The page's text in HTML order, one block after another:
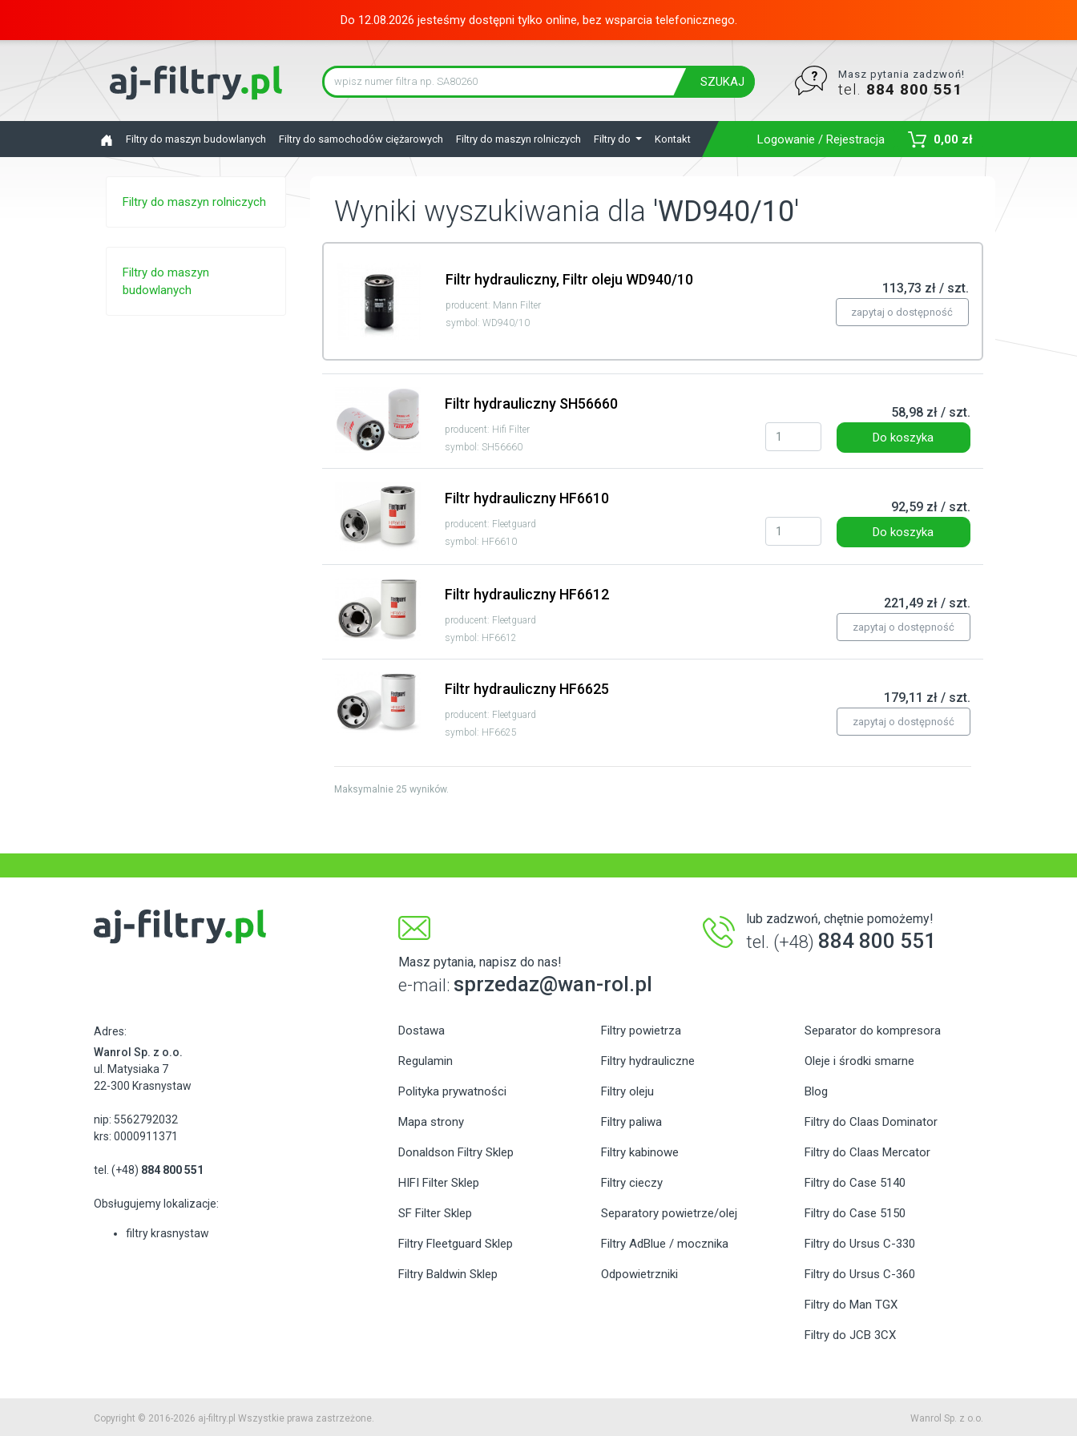
Do 12.08.2026 jesteśmy dostępni tylko online, bez wsparcia telefonicznego.
SZUKAJ
Masz pytania zadzwoń!
tel. 884 800 551
Filtry do maszyn budowlanych Filtry do samochodów ciężarowych Filtry do maszyn rolniczych Filtry do Kontakt Logowanie / Rejestracja 0,00 zł
Filtry do maszyn rolniczych
Filtry do maszyn
budowlanych
Wyniki wyszukiwania dla 'WD940/10'
Filtr hydrauliczny, Filtr oleju WD940/10
producent: Mann Filter
symbol: WD940/10
113,73 zł / szt.
zapytaj o dostępność
Filtr hydrauliczny SH56660
producent: Hifi Filter
symbol: SH56660
58,98 zł / szt.
Do koszyka
Filtr hydrauliczny HF6610
producent: Fleetguard
symbol: HF6610
92,59 zł / szt.
Do koszyka
Filtr hydrauliczny HF6612
producent: Fleetguard
symbol: HF6612
221,49 zł / szt.
zapytaj o dostępność
Filtr hydrauliczny HF6625
producent: Fleetguard
symbol: HF6625
179,11 zł / szt.
zapytaj o dostępność
Maksymalnie 25 wyników.
Masz pytania, napisz do nas!
e-mail: sprzedaz@wan-rol.pl
lub zadzwoń, chętnie pomożemy!
tel. (+48) 884 800 551
Adres:
Wanrol Sp. z o.o.
ul. Matysiaka 7
22-300 Krasnystaw
nip: 5562792032
krs: 0000911371
tel. (+48) 884 800 551
Obsługujemy lokalizacje:
filtry krasnystaw
Dostawa
Regulamin
Polityka prywatności
Mapa strony
Donaldson Filtry Sklep
HIFI Filter Sklep
SF Filter Sklep
Filtry Fleetguard Sklep
Filtry Baldwin Sklep
Filtry powietrza
Filtry hydrauliczne
Filtry oleju
Filtry paliwa
Filtry kabinowe
Filtry cieczy
Separatory powietrze/olej
Filtry AdBlue / mocznika
Odpowietrzniki
Separator do kompresora
Oleje i środki smarne
Blog
Filtry do Claas Dominator
Filtry do Claas Mercator
Filtry do Case 5140
Filtry do Case 5150
Filtry do Ursus C-330
Filtry do Ursus C-360
Filtry do Man TGX
Filtry do JCB 3CX
Copyright © 2016-2026 aj-filtry.pl Wszystkie prawa zastrzeżone. Wanrol Sp. z o.o.